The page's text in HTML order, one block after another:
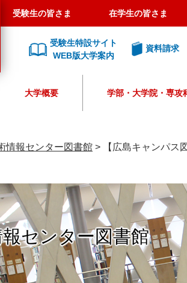
受験生の皆さま 在学生の皆さま
受験生特設サイト
WEB版大学案内
資料請求
大学概要 学部・大学院・専攻
情報センター図書館 > 【広島キャンパ
センター図書館